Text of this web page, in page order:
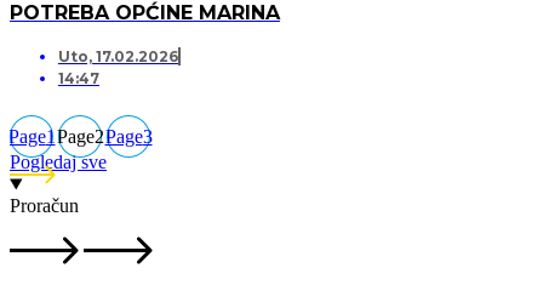
POTREBA OPĆINE MARINA
Uto, 17.02.2026
14:47
Page1Page2Page3
Pogledaj sve
Proračun